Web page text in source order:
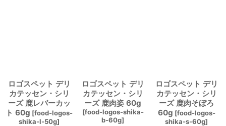
絞り込む
ロゴスペット デリ
カテッセン・シリ
ーズ 鹿レバーカッ
ト 60g [food-logos-
shika-l-50g]
ロゴスペット デリ
カテッセン・シリ
ーズ 鹿肉姿 60g
[food-logos-shika-
b-60g]
ロゴスペット デリ
カテッセン・シリ
ーズ 鹿肉そぼろ
60g [food-logos-
shika-s-60g]